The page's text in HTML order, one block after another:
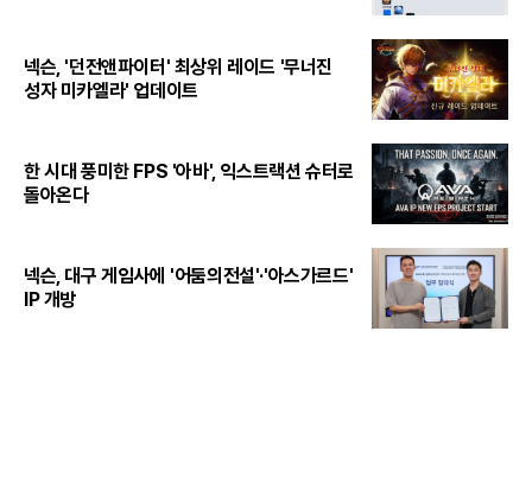
넥슨, '던전앤파이터' 최상위 레이드 '무너진
성자 미카엘라' 업데이트
한 시대 풍미한 FPS '아바', 익스트랙션 슈터로
돌아온다
넥슨, 대구 게임사에 '어둠의전설'·'아스가르드'
IP 개방